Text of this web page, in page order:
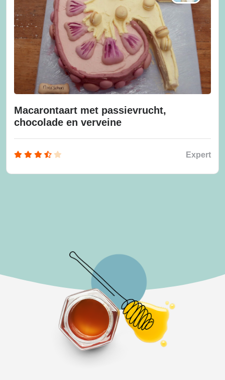
Macarontaart met passievrucht,
chocolade en verveine
Expert